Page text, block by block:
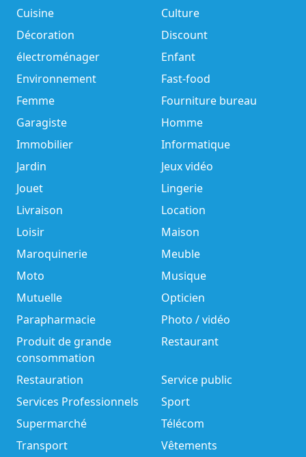
Cuisine
Culture
Décoration
Discount
électroménager
Enfant
Environnement
Fast-food
Femme
Fourniture bureau
Garagiste
Homme
Immobilier
Informatique
Jardin
Jeux vidéo
Jouet
Lingerie
Livraison
Location
Loisir
Maison
Maroquinerie
Meuble
Moto
Musique
Mutuelle
Opticien
Parapharmacie
Photo / vidéo
Produit de grande
consommation
Restaurant
Restauration
Service public
Services Professionnels
Sport
Supermarché
Télécom
Transport
Vêtements